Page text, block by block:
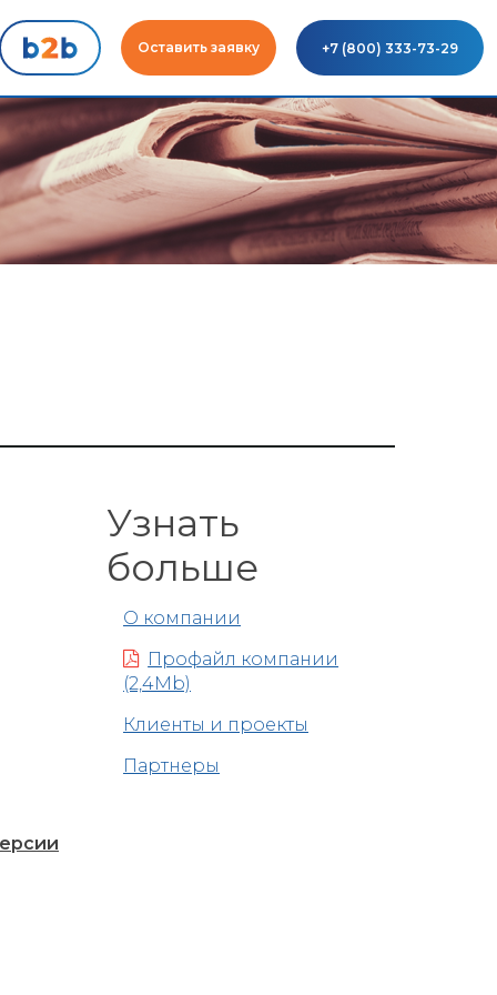
Оставить заявку +7 (800) 333-73-29
Узнать
больше
О компании
Профайл компании
(2,4Mb)
Клиенты и проекты
Партнеры